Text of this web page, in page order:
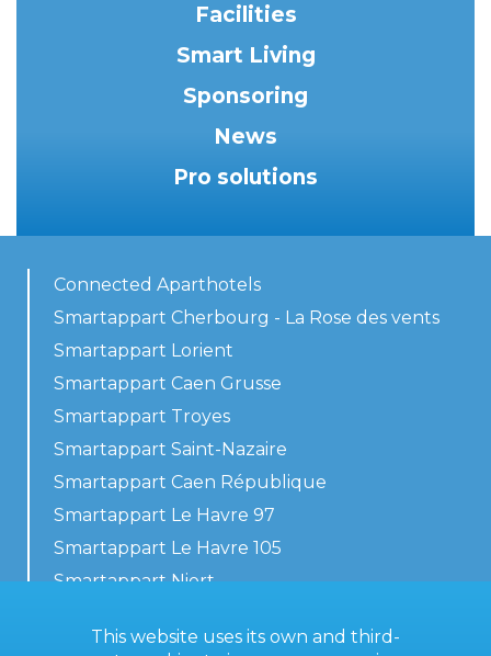
Facilities
Smart Living
Sponsoring
News
Pro solutions
Connected Aparthotels
Smartappart Cherbourg - La Rose des vents
Smartappart Lorient
Smartappart Caen Grusse
Smartappart Troyes
Smartappart Saint-Nazaire
Smartappart Caen République
Smartappart Le Havre 97
Smartappart Le Havre 105
Smartappart Niort
This website uses its own and third-